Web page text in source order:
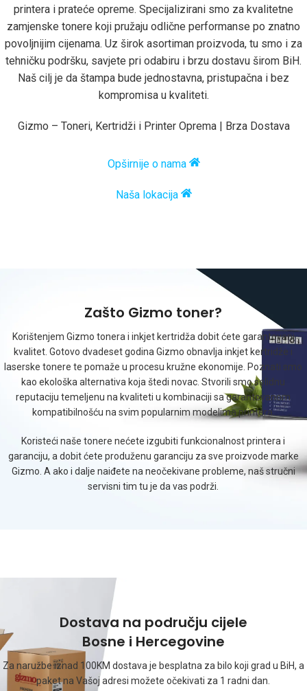
printera i prateće opreme. Specijalizirani smo za kvalitetne
zamjenske tonere koji pružaju odlične performanse po znatno
povoljnijim cijenama. Uz širok asortiman proizvoda, tu smo i za
tehničku podršku, savjete pri odabiru i brzu dostavu širom BiH.
Naš cilj je da štampa bude jednostavna, pristupačna i bez
kompromisa u kvaliteti.
Gizmo – Toneri, Kertridži i Printer Oprema | Brza Dostava
Opširnije o nama
Naša lokacija
Zašto Gizmo toner?
Korištenjem Gizmo tonera i inkjet kertridža dobit ćete garantovani
kvalitet. Gotovo dvadeset godina Gizmo obnavlja inkjet kertridže i
laserske tonere te pomaže u procesu kružne ekonomije. Poznati smo
kao ekološka alternativa koja štedi novac. Stvorili smo solidnu
reputaciju temeljenu na kvaliteti u kombinaciji sa garantovanom
kompatibilnošću na svim popularnim modelima printera.
Koristeći naše tonere nećete izgubiti funkcionalnost printera i
garanciju, a dobit ćete produženu garanciju za sve proizvode marke
Gizmo. A ako i dalje naiđete na neočekivane probleme, naš stručni
servisni tim tu je da vas podrži.
Dostava na području cijele
Bosne i Hercegovine
Za naružbe iznad 100KM dostava je besplatna za bilo koji grad u BiH, a
paket na Vašoj adresi možete očekivati za 1 radni dan.